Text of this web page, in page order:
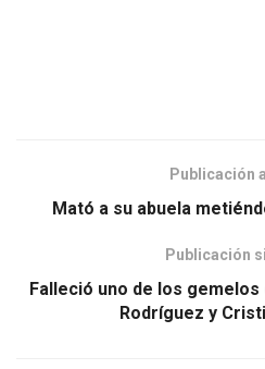
Publicación
Mató a su abuela
Publicación
Falleció uno de los
Rodríguez y